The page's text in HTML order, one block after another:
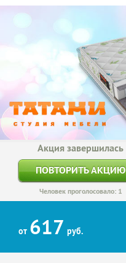
Акция завершилась
ПОВТОРИТЬ АКЦИЮ
Человек проголосовало: 1
от 617 руб.